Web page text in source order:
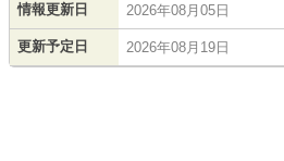
情報更新日 2026年08月05日
更新予定日 2026年08月19日